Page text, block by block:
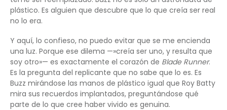
plástico. Es alguien que descubre que lo que creía ser real
no lo era.
Y aquí, lo confieso, no puedo evitar que se me encienda
una luz. Porque ese dilema —»creía ser uno, y resulta que
soy otro»— es exactamente el corazón de Blade Runner.
Es la pregunta del replicante que no sabe que lo es. Es
Buzz mirándose las manos de plástico igual que Roy Batty
mira sus recuerdos implantados, preguntándose qué
parte de lo que cree haber vivido es genuina.